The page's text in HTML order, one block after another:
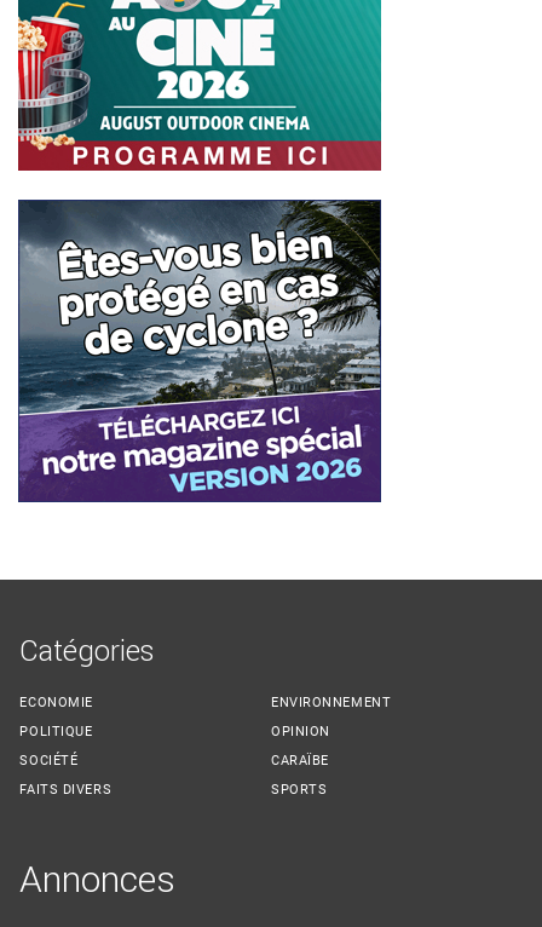
Catégories
ECONOMIE
POLITIQUE
SOCIÉTÉ
FAITS DIVERS
ENVIRONNEMENT
OPINION
CARAÏBE
SPORTS
Annonces